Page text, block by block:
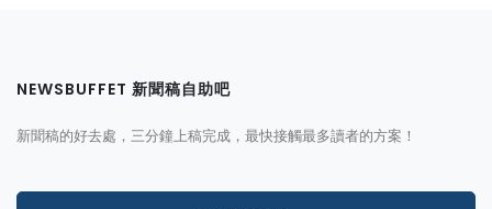
NEWSBUFFET 新聞稿自助吧
新聞稿的好去處，三分鐘上稿完成，最快接觸最多讀者的方案！